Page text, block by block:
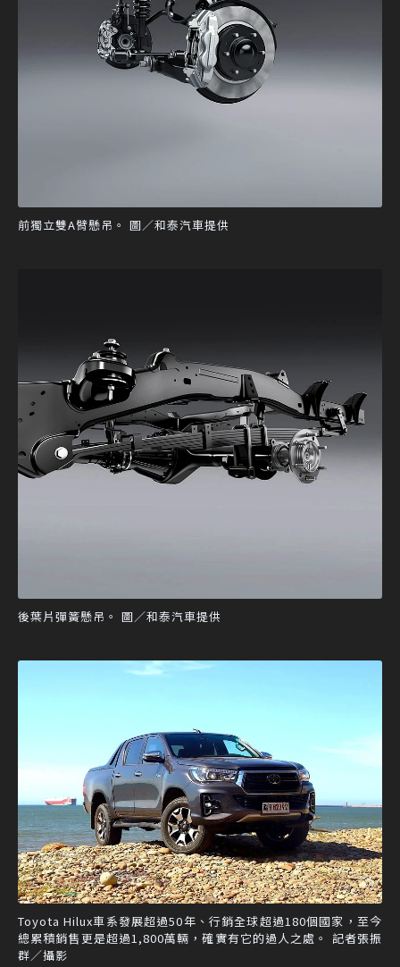
前獨立雙A臂懸吊。 圖／和泰汽車提供
後葉片彈簧懸吊。 圖／和泰汽車提供
Toyota Hilux車系發展超過50年、行銷全球超過180個國家，至今
總累積銷售更是超過1,800萬輛，確實有它的過人之處。 記者張振
群／攝影